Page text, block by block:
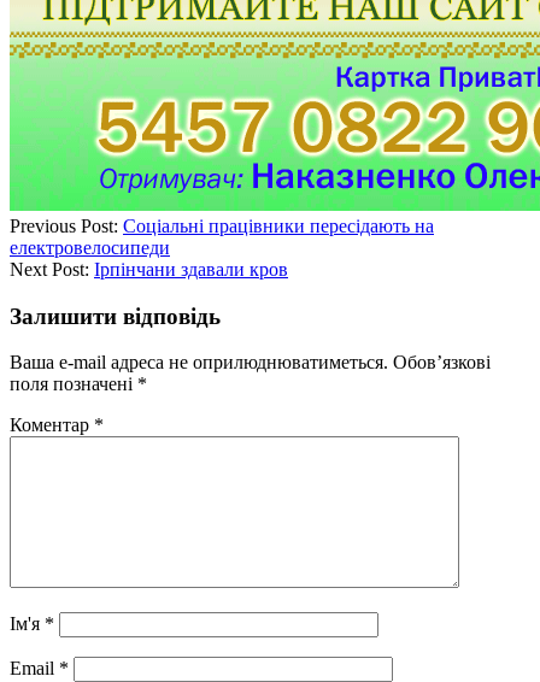
Previous Post: Соціальні працівники пересідають на
електровелосипеди
Next Post: Ірпінчани здавали кров
Залишити відповідь
Ваша e-mail адреса не оприлюднюватиметься. Обов’язкові
поля позначені *
Коментар *
Ім'я *
Email *